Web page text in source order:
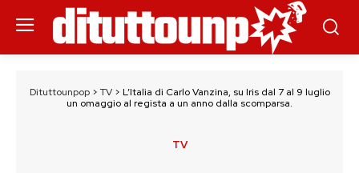
Dituttounpop> TV> L’Italia di Carlo Vanzina, su Iris dal 7 al 9 luglio
un omaggio al regista a un anno dalla scomparsa.
TV